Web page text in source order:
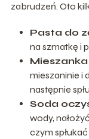
zabrudzeń. Oto
Pasta do
na szmatkę i
mieszaninie i
następnie
Soda
wody,
czym